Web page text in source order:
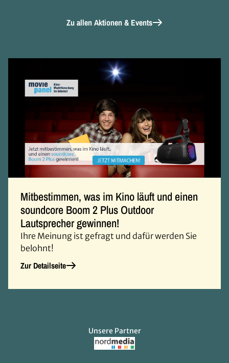
Zu allen Aktionen & Events
Mitbestimmen, was im Kino läuft und einen
soundcore Boom 2 Plus Outdoor
Lautsprecher gewinnen!
Ihre Meinung ist gefragt und dafür werden Sie
belohnt!
Zur Detailseite
Unsere Partner